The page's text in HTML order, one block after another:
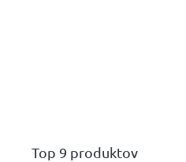
Top 9 produktov